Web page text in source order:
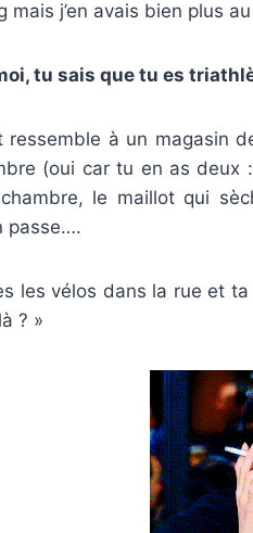
mais j’en avais bien plus
tu sais que tu es
ressemble à un magasin
(oui car tu en as
le maillot qui
passe….
les vélos dans la rue et ta
? »